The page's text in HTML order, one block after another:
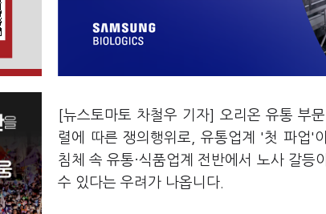
[뉴스토마토 차철우 기자] 오리온 유통 부
렬에 따른 쟁의행위로, 유통업계 '첫 파업'
침체 속 유통·식품업계 전반에서 노사 갈
수 있다는 우려가 나옵니다.